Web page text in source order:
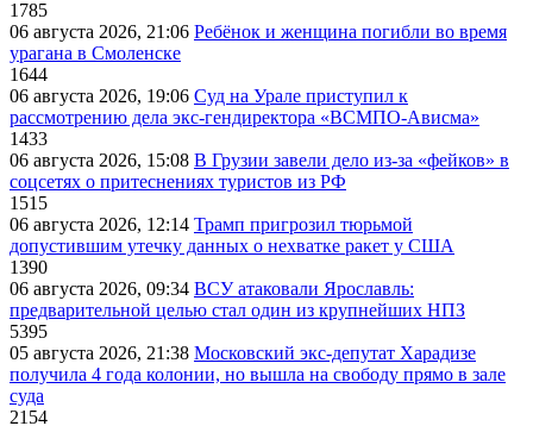
1785
06 августа 2026, 21:06 Ребёнок и женщина погибли во время
урагана в Смоленске
1644
06 августа 2026, 19:06 Суд на Урале приступил к
рассмотрению дела экс-гендиректора «ВСМПО-Ависма»
1433
06 августа 2026, 15:08 В Грузии завели дело из-за «фейков» в
соцсетях о притеснениях туристов из РФ
1515
06 августа 2026, 12:14 Трамп пригрозил тюрьмой
допустившим утечку данных о нехватке ракет у США
1390
06 августа 2026, 09:34 ВСУ атаковали Ярославль:
предварительной целью стал один из крупнейших НПЗ
5395
05 августа 2026, 21:38 Московский экс-депутат Харадизе
получила 4 года колонии, но вышла на свободу прямо в зале
суда
2154